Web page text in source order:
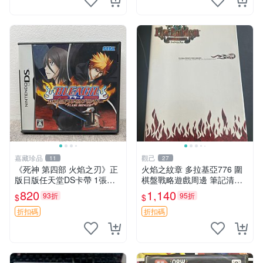
嘉藏珍品 11
《死神 第四部 火焰之刃》正
版日版任天堂DS卡帶 1張，
同時購第二張起可減張， 成
色如圖，原相機拍攝，一卡一
拍，因相機，光線環境等因
素，成色可能與實物
$820 93折
折扣碼
觀己 27
火焰之紋章 多拉基亞776 圍
棋盤戰略遊戲周邊 筆記清晰
圖像精美 指揮官收藏 圍棋盤
圍棋子 火焰之紋章
$1,140 95折
折扣碼